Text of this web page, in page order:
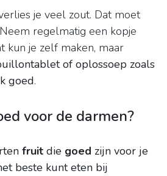
je veel zout. Dat moet
regelmatig een kopje
kun je zelf maken, maar
of oplossoep zoals
goed.
voor de darmen?
fruit die goed zijn voor je
beste kunt eten bij